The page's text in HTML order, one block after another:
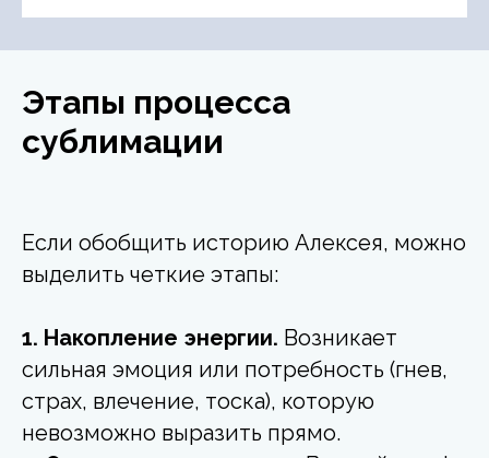
Этапы процесса
сублимации
Если обобщить историю Алексея, можно
выделить четкие этапы:
1. Накопление энергии. Возникает
сильная эмоция или потребность (гнев,
страх, влечение, тоска), которую
невозможно выразить прямо.